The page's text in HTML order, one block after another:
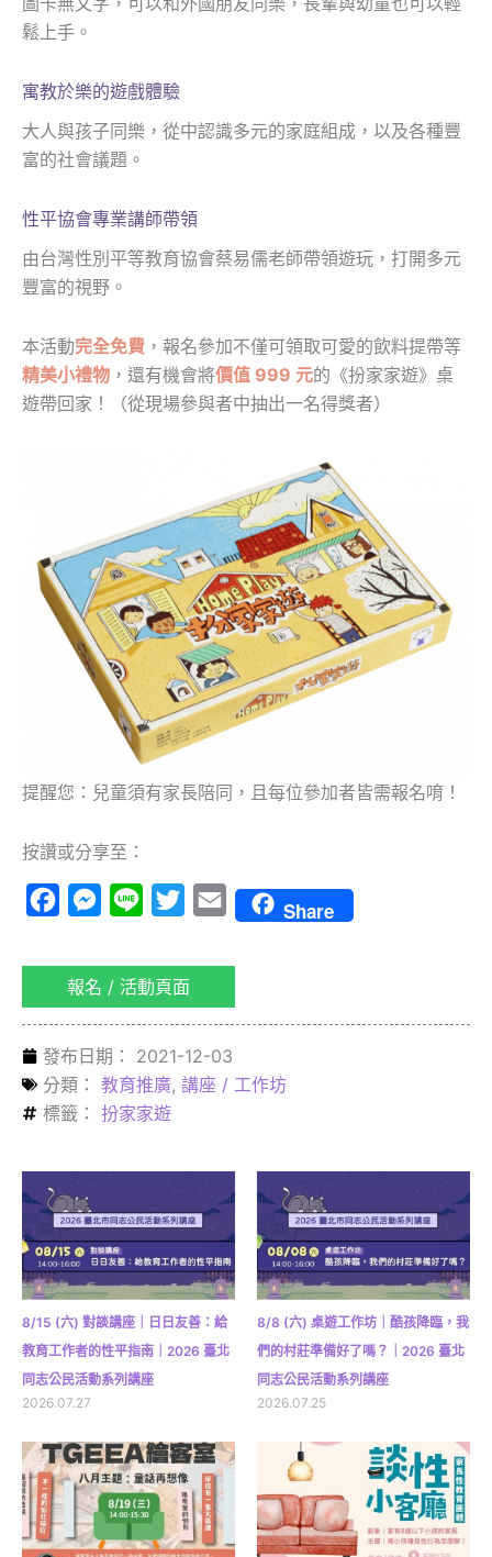
鬆上手。
寓教於樂的遊戲體驗
大人與孩子同樂，從中認識多元的家庭組成，以及各種豐
富的社會議題。
性平協會專業講師帶領
由台灣性別平等教育協會蔡易儒老師帶領遊玩，打開多元
豐富的視野。
本活動完全免費 ，報名參加不僅可領取可愛的飲料提帶等
精美小禮物 ，還有機會將價值 999 元的《扮家家遊》桌
遊帶回家！（從現場參與者中抽出一名得獎者）
提醒您：兒童須有家長陪同，且每位參加者皆需報名唷！
按讚或分享至：
FacebookMessenger
Line TwitterEmail Share
報名 / 活動頁面
發布日期：
2021-12-03
分類： 教育推廣, 講座 / 工作坊
標籤： 扮家家遊
8/15 (六) 對談講座｜日日友善：給
教育工作者的性平指南｜2026 臺北
同志公民活動系列講座
2026.07.27
8/8 (六) 桌遊工作坊｜酷孩降臨，我
們的村莊準備好了嗎？｜2026 臺北
同志公民活動系列講座
2026.07.25